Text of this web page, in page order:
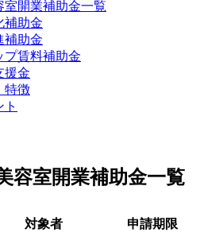
開業補助金一覧
補助金
補助金
プ賃料補助金
援金
特徴
容室開業補助金一覧
対象者 申請期限